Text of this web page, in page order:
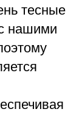
тесные
нашими